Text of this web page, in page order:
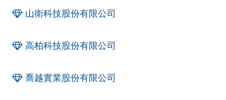
山衛科技股份有限公司
高柏科技股份有限公司
喬越實業股份有限公司